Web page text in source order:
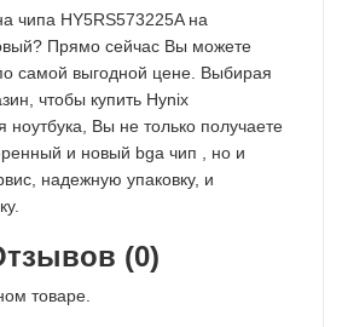
чипа HY5RS573225A на
Прямо сейчас Вы можете
самой выгодной цене. Выбирая
чтобы купить Hynix
ноутбука, Вы не только получаете
и новый bga чип , но и
надежную упаковку, и
(0)
товаре.